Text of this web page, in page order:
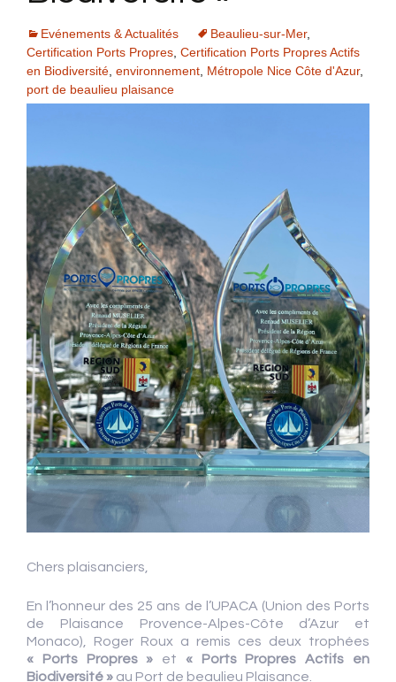
Evénements & Actualités Beaulieu-sur-Mer,
Certification Ports Propres Certification Ports Propres Actifs
en Biodiversité environnement Métropole Nice Côte d'Azur,
port de beaulieu plaisance
Chers plaisanciers,
En l’honneur des 25 ans de l’UPACA (Union des Ports
de Plaisance Provence-Alpes-Côte d’Azur et
Monaco), Roger Roux a remis ces deux trophées
« Ports Propres » et « Ports Propres Actifs en
Biodiversité » au Port de beaulieu Plaisance.